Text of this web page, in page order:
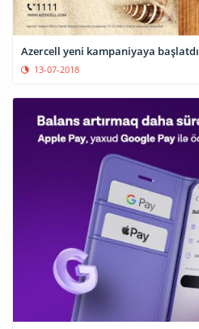
Azercell yeni kampaniyaya başlatdı
13-07-2018